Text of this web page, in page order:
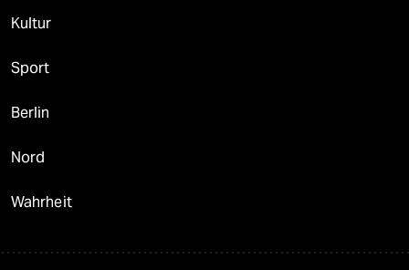
Kultur
Sport
Berlin
Nord
Wahrheit